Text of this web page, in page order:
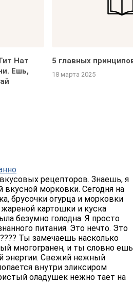
Нат
Ешь,
5 главных
18 марта 2025
рецепторов. Знаешь, я
вкусной морковки. Сегодня на
брусочки огурца и морковки
картошки и куска
безумно голодна. Я просто
питания. Это нечто. Это
Ты замечаешь насколько
многогранен, и ты словно ешь
энергии. Свежий нежный
внутри эликсиром
оладушек нежно тает на